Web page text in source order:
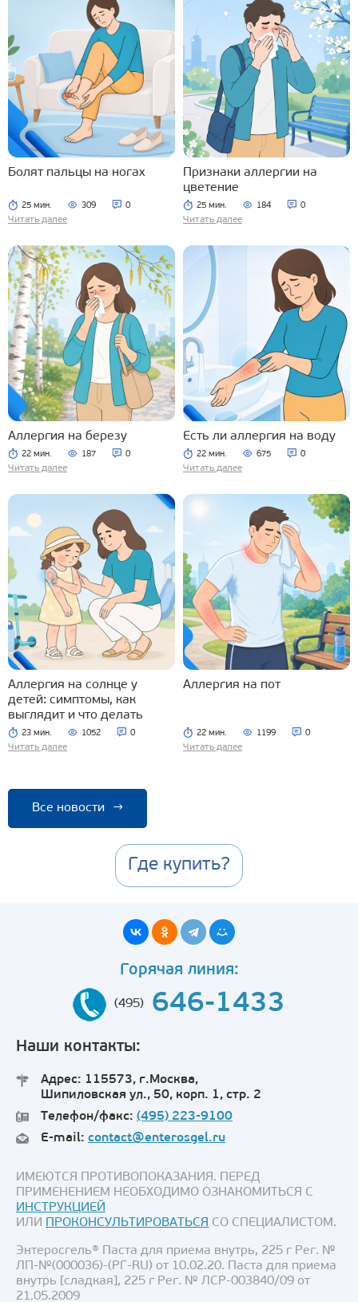
Болят пальцы на ногах
25 мин. 309 0
Читать далее
Признаки аллергии на
цветение
25 мин. 184 0
Читать далее
Аллергия на березу
22 мин. 187 0
Читать далее
Есть ли аллергия на воду
22 мин. 675 0
Читать далее
Аллергия на солнце у
детей: симптомы, как
выглядит и что делать
23 мин. 1052 0
Читать далее
Аллергия на пот
22 мин. 1199 0
Читать далее
Все новости →
Где купить?
Горячая линия:
(495) 646-1433
Наши контакты:
Адрес: 115573, г.Москва,
Шипиловская ул., 50, корп. 1, стр. 2
Телефон/факс: (495) 223-9100
E-mail: contact@enterosgel.ru
ИМЕЮТСЯ ПРОТИВОПОКАЗАНИЯ. ПЕРЕД
ПРИМЕНЕНИЕМ НЕОБХОДИМО ОЗНАКОМИТЬСЯ С
ИНСТРУКЦИЕЙ
ИЛИ ПРОКОНСУЛЬТИРОВАТЬСЯ СО СПЕЦИАЛИСТОМ.
Энтеросгель® Паста для приема внутрь, 225 г Рег. №
ЛП-№(000036)-(РГ-RU) от 10.02.20. Паста для приема
внутрь [сладкая], 225 г Рег. № ЛСР-003840/09 от
21.05.2009